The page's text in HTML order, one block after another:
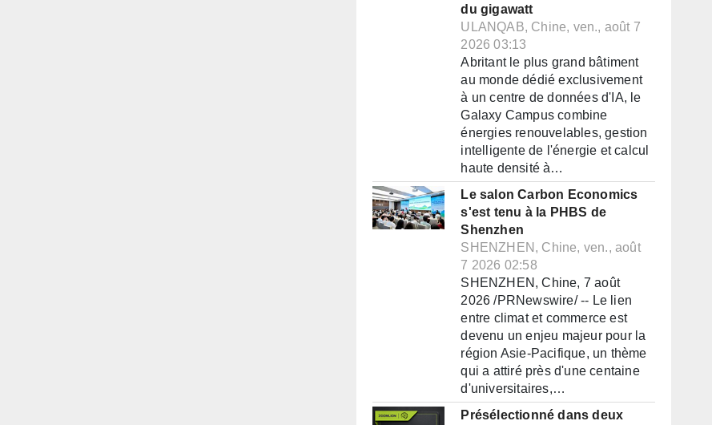
du gigawatt
ULANQAB, Chine, ven., août 7
2026 03:13
Abritant le plus grand bâtiment
au monde dédié exclusivement
à un centre de données d'IA, le
Galaxy Campus combine
énergies renouvelables, gestion
intelligente de l'énergie et calcul
haute densité à…
Le salon Carbon Economics
s'est tenu à la PHBS de
Shenzhen
SHENZHEN, Chine, ven., août
7 2026 02:58
SHENZHEN, Chine, 7 août
2026 /PRNewswire/ -- Le lien
entre climat et commerce est
devenu un enjeu majeur pour la
région Asie-Pacifique, un thème
qui a attiré près d'une centaine
d'universitaires,…
Présélectionné dans deux